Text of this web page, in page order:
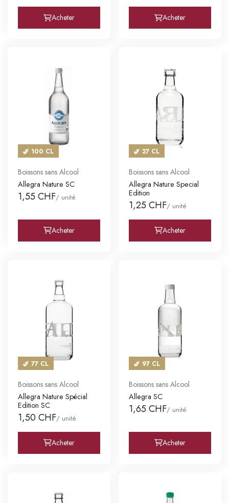
Acheter Acheter
100 CL
Boissons sans Alcool
Allegra Nature SC
1,55 CHF/ unité
Acheter
27 CL
Boissons sans Alcool
Allegra Nature Special
Edition
1,25 CHF/ unité
Acheter
77 CL
Boissons sans Alcool
Allegra Nature Spécial
Edition SC
1,50 CHF/ unité
Acheter
97 CL
Boissons sans Alcool
Allegra SC
1,65 CHF/ unité
Acheter